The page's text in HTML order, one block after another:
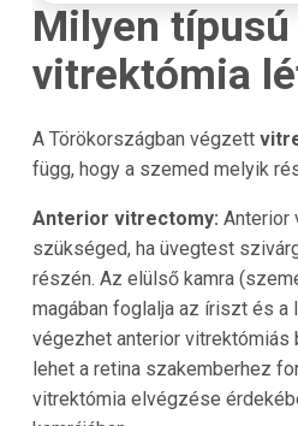
Milyen típusú
vitrektómia
A Törökországban végzett
függ, hogy a szemed melyik
Anterior vitrectomy: Anterior
szükséged, ha üvegtest
részén. Az elülső kamra
magában foglalja az íriszt és a
végezhet anterior vitrektómiás
lehet a retina szakemberhez
vitrektómia elvégzése